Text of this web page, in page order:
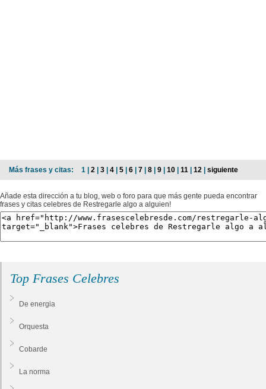
Más frases y citas: 1 | 2 | 3 | 4 | 5 | 6 | 7 | 8 | 9 | 10 | 11 | 12 | siguiente
Añade esta dirección a tu blog, web o foro para que más gente pueda encontrar
frases y citas celebres de Restregarle algo a alguien!
Top Frases Celebres
De energia
Orquesta
Cobarde
La norma